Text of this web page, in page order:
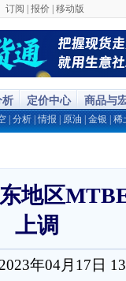
订阅 报价 移动版
析 定价中心 商品与
分析 |情报 原油 金银 稀
地区
上调
年04月17日